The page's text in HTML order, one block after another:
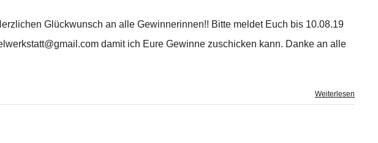
Glückwunsch an alle Gewinnerinnen!! Bitte meldet Euch bis 10.08.19
damit ich Eure Gewinne zuschicken kann. Danke an alle
Weiterlesen